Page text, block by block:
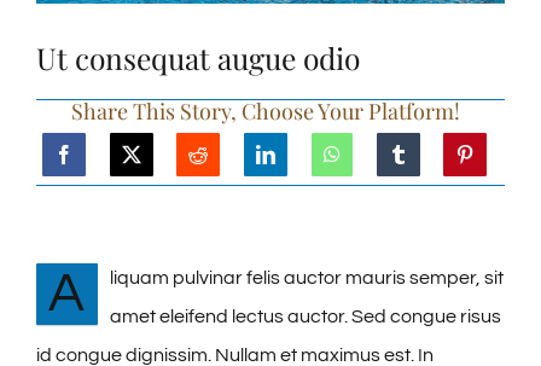
Ut consequat augue odio
Share This Story, Choose Your Platform!
A
liquam pulvinar felis auctor mauris semper, sit
amet eleifend lectus auctor. Sed congue risus
id congue dignissim. Nullam et maximus est. In